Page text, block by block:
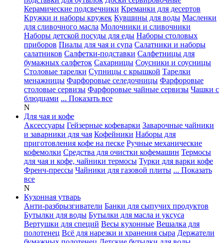
Керамические подсвечники Креманки для десертов
Кружки и наборы кружек Кувшины для воды Масленки
для сливочного масла Молочники и сливочники
Наборы детской посуды для еды Наборы столовых
приборов Пиалы для чая и супа Салатники и наборы
салатников Салфетки-подставки Салфетницы для
бумажных салфеток Сахарницы Соусники и соусницы
Столовые тарелки Супницы с крышкой Тарелки
менажницы Фарфоровые селедочницы Фарфоровые
столовые сервизы Фарфоровые чайные сервизы Чашки с
блюдцами ... Показать все
N
Для чая и кофе
Аксессуары Гейзерные кофеварки Заварочные чайники
и заварники для чая Кофейники Наборы для
приготовления кофе на песке Ручные механические
кофемолки Средства для очистки кофемашин Термосы
для чая и кофе, чайники термосы Турки для варки кофе
Френч-прессы Чайники для газовой плиты ... Показать
все
N
Кухонная утварь
Анти-разбрызгиватели Банки для сыпучих продуктов
Бутылки для воды Бутылки для масла и уксуса
Вертушки для специй Весы кухонные Вешалка для
полотенец Всё для нарезки и хранения сыра Держатели